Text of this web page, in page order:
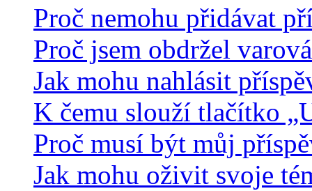
Proč nemohu přidávat
Proč jsem obdržel
Jak mohu nahlásit
K čemu slouží tlačítko
Proč musí být můj
Jak mohu oživit svoje